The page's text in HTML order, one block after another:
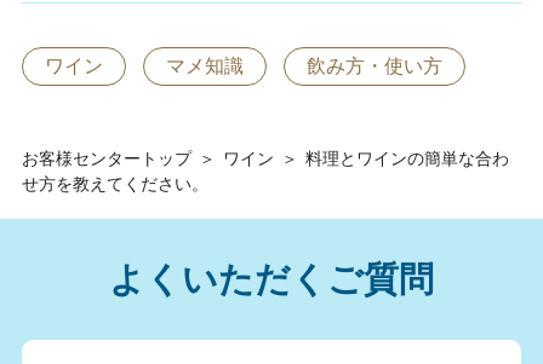
お客様センタートップ ＞ ワイン ＞ 料理とワインの簡単な合わ
せ方を教えてください。
ワイン マメ知識 飲み方・使い方
よくいただくご質問